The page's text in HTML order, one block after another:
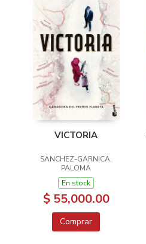
VICTORIA
SANCHEZ-GARNICA,
PALOMA
En stock
$ 55,000.00
Comprar